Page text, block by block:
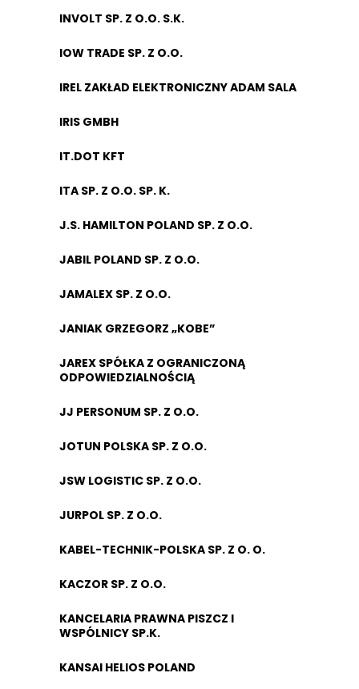
INVOLT SP. Z O.O. S.K.
IOW TRADE SP. Z O.O.
IREL ZAKŁAD ELEKTRONICZNY ADAM SALA
IRIS GMBH
IT.DOT KFT
ITA SP. Z O.O. SP. K.
J.S. HAMILTON POLAND SP. Z O.O.
JABIL POLAND SP. Z O.O.
JAMALEX SP. Z O.O.
JANIAK GRZEGORZ „KOBE”
JAREX SPÓŁKA Z OGRANICZONĄ
ODPOWIEDZIALNOŚCIĄ
JJ PERSONUM SP. Z O.O.
JOTUN POLSKA SP. Z O.O.
JSW LOGISTIC SP. Z O.O.
JURPOL SP. Z O.O.
KABEL-TECHNIK-POLSKA SP. Z O. O.
KACZOR SP. Z O.O.
KANCELARIA PRAWNA PISZCZ I
WSPÓLNICY SP.K.
KANSAI HELIOS POLAND